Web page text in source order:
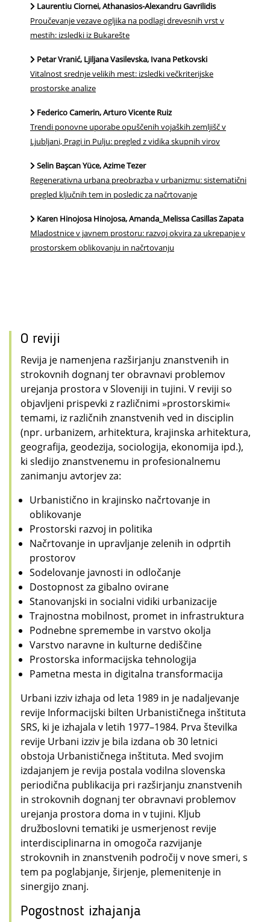
Laurentiu Ciornei, Athanasios-Alexandru Gavrilidis
Proučevanje vezave ogljika na podlagi drevesnih vrst v
mestih: izsledki iz Bukarešte
Petar Vranić, Ljiljana Vasilevska, Ivana Petkovski
Vitalnost srednje velikih mest: izsledki večkriterijske
prostorske analize
Federico Camerin, Arturo Vicente Ruiz
Trendi ponovne uporabe opuščenih vojaških zemljišč v
Ljubljani, Pragi in Pulju: pregled z vidika skupnih virov
Selin Başcan Yüce, Azime Tezer
Regenerativna urbana preobrazba v urbanizmu: sistematični
pregled ključnih tem in posledic za načrtovanje
Karen Hinojosa Hinojosa, Amanda_Melissa Casillas Zapata
Mladostnice v javnem prostoru: razvoj okvira za ukrepanje v
prostorskem oblikovanju in načrtovanju
O reviji
Revija je namenjena razširjanju znanstvenih in
strokovnih dognanj ter obravnavi problemov
urejanja prostora v Sloveniji in tujini. V reviji so
objavljeni prispevki z različnimi »prostorskimi«
temami, iz različnih znanstvenih ved in disciplin
(npr. urbanizem, arhitektura, krajinska arhitektura,
geografija, geodezija, sociologija, ekonomija ipd.),
ki sledijo znanstvenemu in profesionalnemu
zanimanju avtorjev za:
Urbanistično in krajinsko načrtovanje in
oblikovanje
Prostorski razvoj in politika
Načrtovanje in upravljanje zelenih in odprtih
prostorov
Sodelovanje javnosti in odločanje
Dostopnost za gibalno ovirane
Stanovanjski in socialni vidiki urbanizacije
Trajnostna mobilnost, promet in infrastruktura
Podnebne spremembe in varstvo okolja
Varstvo naravne in kulturne dediščine
Prostorska informacijska tehnologija
Pametna mesta in digitalna transformacija
Urbani izziv izhaja od leta 1989 in je nadaljevanje
revije Informacijski bilten Urbanističnega inštituta
SRS, ki je izhajala v letih 1977–1984. Prva številka
revije Urbani izziv je bila izdana ob 30 letnici
obstoja Urbanističnega inštituta. Med svojim
izdajanjem je revija postala vodilna slovenska
periodična publikacija pri razširjanju znanstvenih
in strokovnih dognanj ter obravnavi problemov
urejanja prostora doma in v tujini. Kljub
družboslovni tematiki je usmerjenost revije
interdisciplinarna in omogoča razvijanje
strokovnih in znanstvenih področij v nove smeri, s
tem pa poglabjanje, širjenje, plemenitenje in
sinergijo znanj.
Pogostnost izhajanja